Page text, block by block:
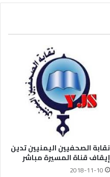
نقابة الصحفيين اليمنيين تدين
إيقاف قناة المسيرة مباشر
2018-11-10